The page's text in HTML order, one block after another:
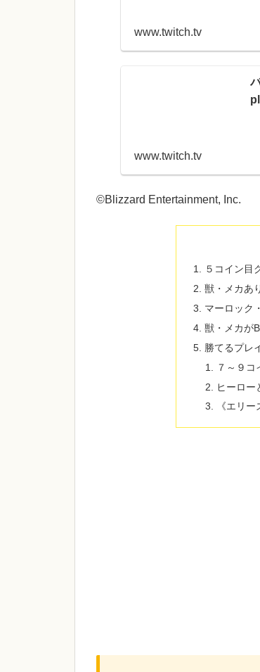
www.twitch.tv
www.twitch.tv
©Blizzard Entertainment, Inc.
５コイン目
獣・メカ
マーロッ
獣・メカ
勝てるプレ
７～９
ヒーロー
《エリ